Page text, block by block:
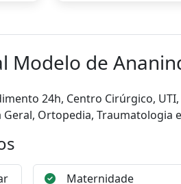
Modelo de
24h, Centro Cirúrgico,
Ortopedia, Traumatologia
Maternidade